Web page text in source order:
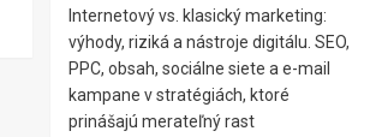
Internetový vs. klasický marketing:
výhody, riziká a nástroje digitálu. SEO,
PPC, obsah, sociálne siete a e-mail
kampane v stratégiách, ktoré
prinášajú merateľný rast